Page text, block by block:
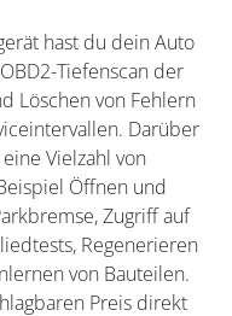
hast du dein Auto
Tiefenscan der
Löschen von Fehlern
Darüber
Vielzahl von
Öffnen und
Zugriff auf
Regenerieren
von Bauteilen.
Preis direkt